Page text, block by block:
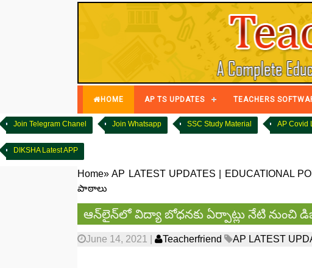
HOME AP TS UPDATES TEACHERS
Join Telegram Chanel Join Whatsapp SSC Study Material AP Covid
DIKSHA Latest APP
Home»AP LATEST UPDATES EDUCATIONAL
పాఠాలు
ఆన్‌లైన్‌లో విద్యా బోధనకు ఏర్పాట్లు నేటి నుంచి
June 14, 2021 Teacherfriend AP LATEST